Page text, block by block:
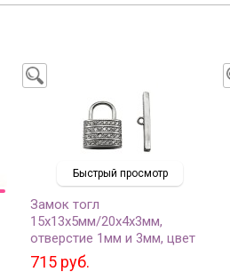
Быстрый просмотр
Замок тогл
15х13х5мм/20х4х3мм,
отверстие 1мм и 3мм, цвет
платина, латунь/цирконий,
715 руб.